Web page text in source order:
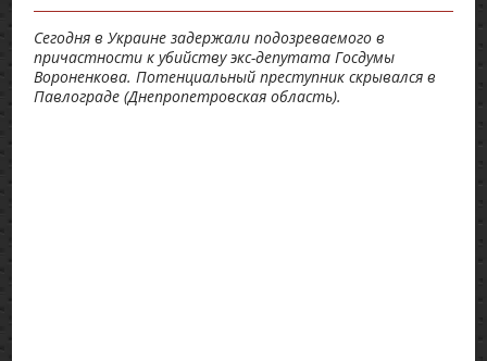
Сегодня в Украине задержали подозреваемого в
причастности к убийству экс-депутата Госдумы
Вороненкова. Потенциальный преступник скрывался в
Павлограде (Днепропетровская область).